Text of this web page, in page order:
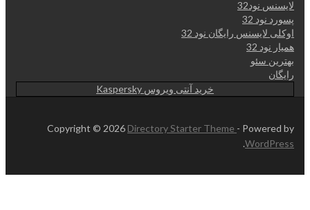
لایسنس نود32
پسورد نود 32
اوکلی لایسنس رایگان نود 32
همیار نود 32
بهترین سئو
رایگان
خرید آنتی ویروس Kaspersky
Copyright © 2026 Directory Starter Theme - Powered by
WordPress
.